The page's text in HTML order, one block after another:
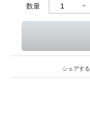
数量
シェアする